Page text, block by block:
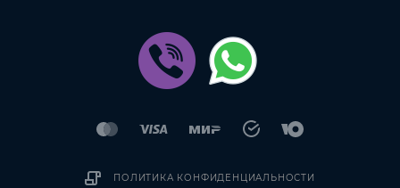
ПОЛИТИКА КОНФИДЕНЦИАЛЬНОСТИ